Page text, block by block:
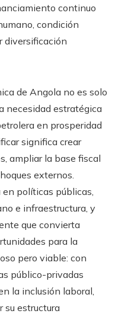
continuo
condición
diversificación
de Angola no es solo
necesidad estratégica
en prosperidad
significa crear
ampliar la base fiscal
externos.
políticas públicas,
e infraestructura, y
que convierta
para la
pero viable: con
público-privadas
la inclusión laboral,
su estructura